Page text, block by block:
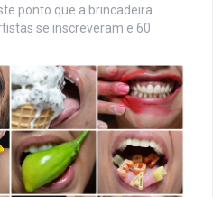
ponto que a brincadeira
se inscreveram e 60